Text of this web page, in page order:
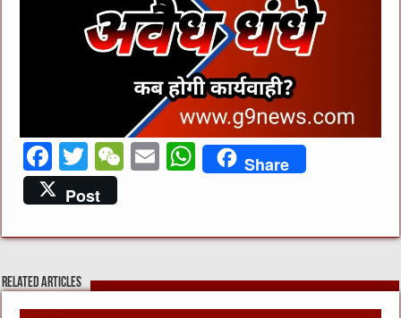
F
a
c
e
b
o
T
w
it
te
W
h
E
l
W
s
p
Share
Post
Related Articles